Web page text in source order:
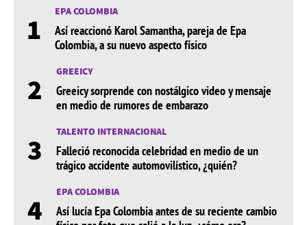
1 EPA COLOMBIA
Así reaccionó Karol Samantha, pareja de Epa
Colombia, a su nuevo aspecto físico
2 GREEICY
Greeicy sorprende con nostálgico video y mensaje
en medio de rumores de embarazo
3 TALENTO INTERNACIONAL
Falleció reconocida celebridad en medio de un
trágico accidente automovilístico, ¿quién?
4 EPA COLOMBIA
Así lucía Epa Colombia antes de su reciente cambio